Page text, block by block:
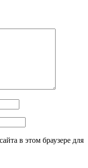
в этом браузере для